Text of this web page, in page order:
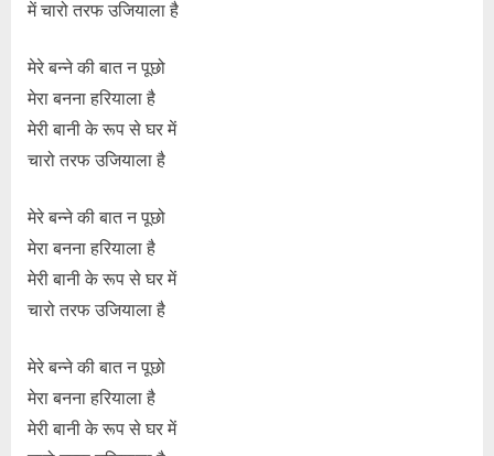
में चारो तरफ उजियाला है
मेरे बन्ने की बात न पूछो
मेरा बनना हरियाला है
मेरी बानी के रूप से घर में
चारो तरफ उजियाला है
मेरे बन्ने की बात न पूछो
मेरा बनना हरियाला है
मेरी बानी के रूप से घर में
चारो तरफ उजियाला है
मेरे बन्ने की बात न पूछो
मेरा बनना हरियाला है
मेरी बानी के रूप से घर में